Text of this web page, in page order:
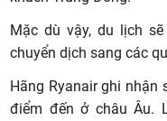
Mặc dù vậy, du lịch
chuyển dịch sang các
Hãng Ryanair ghi nhận
điểm đến ở châu Âu.